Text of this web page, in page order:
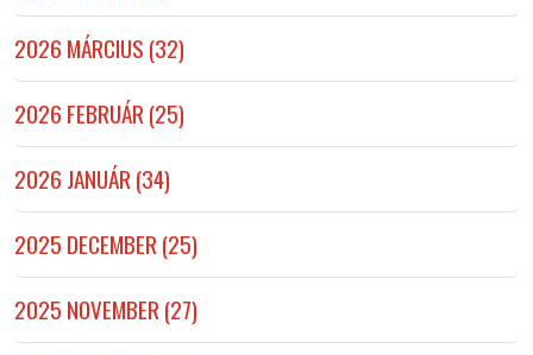
2026 MÁRCIUS (32)
2026 FEBRUÁR (25)
2026 JANUÁR (34)
2025 DECEMBER (25)
2025 NOVEMBER (27)